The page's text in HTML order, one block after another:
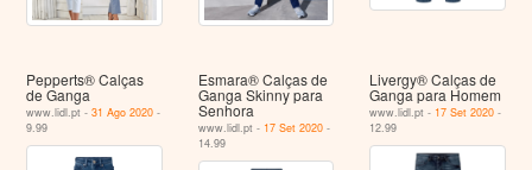
Pepperts® Calças
de Ganga
www.lidl.pt -31 Ago 2020 -
9.99
Esmara® Calças de
Ganga Skinny para
Senhora
www.lidl.pt - 17 Set 2020-
14.99
Livergy® Calças de
Ganga para Homem
www.lidl.pt - 17 Set 2020 -
12.99